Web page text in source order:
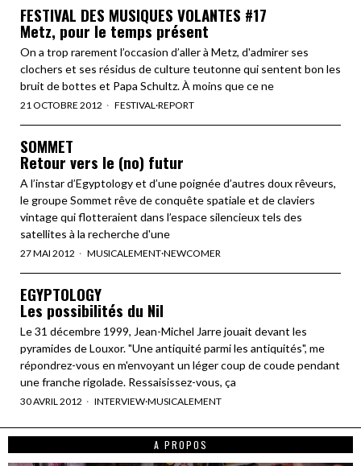
FESTIVAL DES MUSIQUES VOLANTES #17
Metz, pour le temps présent
On a trop rarement l’occasion d’aller à Metz, d'admirer ses
clochers et ses résidus de culture teutonne qui sentent bon les
bruit de bottes et Papa Schultz. À moins que ce ne
21 OCTOBRE 2012 FESTIVAL ·REPORT
SOMMET
Retour vers le (no) futur
A l’instar d’Egyptology et d’une poignée d’autres doux rêveurs,
le groupe Sommet rêve de conquête spatiale et de claviers
vintage qui flotteraient dans l’espace silencieux tels des
satellites à la recherche d'une
27 MAI 2012 MUSICALEMENT·NEWCOMER
EGYPTOLOGY
Les possibilités du Nil
Le 31 décembre 1999, Jean-Michel Jarre jouait devant les
pyramides de Louxor. "Une antiquité parmi les antiquités", me
répondrez-vous en m'envoyant un léger coup de coude pendant
une franche rigolade. Ressaisissez-vous, ça
30 AVRIL 2012 INTERVIEW·MUSICALEMENT
A PROPOS